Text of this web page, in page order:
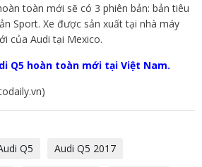
toàn mới sẽ có 3 phiên bản: bản tiêu
Sport. Xe được sản xuất tại nhà máy
của Audi tại Mexico.
Q5 hoàn toàn mới tại Việt Nam.
Q5 Audi Q5 2017